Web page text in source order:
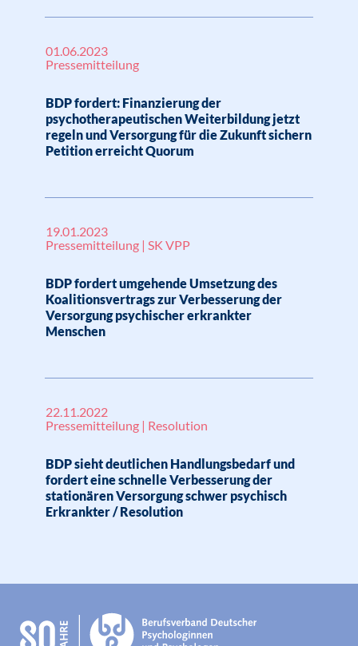
01.06.2023
Pressemitteilung
BDP fordert: Finanzierung der
psychotherapeutischen Weiterbildung jetzt
regeln und Versorgung für die Zukunft sichern
Petition erreicht Quorum
19.01.2023
Pressemitteilung | SK VPP
BDP fordert umgehende Umsetzung des
Koalitionsvertrags zur Verbesserung der
Versorgung psychischer erkrankter
Menschen
22.11.2022
Pressemitteilung | Resolution
BDP sieht deutlichen Handlungsbedarf und
fordert eine schnelle Verbesserung der
stationären Versorgung schwer psychisch
Erkrankter / Resolution